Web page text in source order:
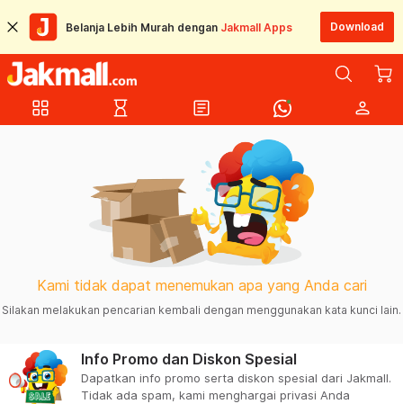
Belanja Lebih Murah dengan Jakmall Apps Download
grid_view hourglass_empty article person
Kami tidak dapat menemukan apa yang Anda cari
Silakan melakukan pencarian kembali dengan menggunakan kata kunci lain.
Info Promo dan Diskon Spesial
Dapatkan info promo serta diskon spesial dari Jakmall.
Tidak ada spam, kami menghargai privasi Anda